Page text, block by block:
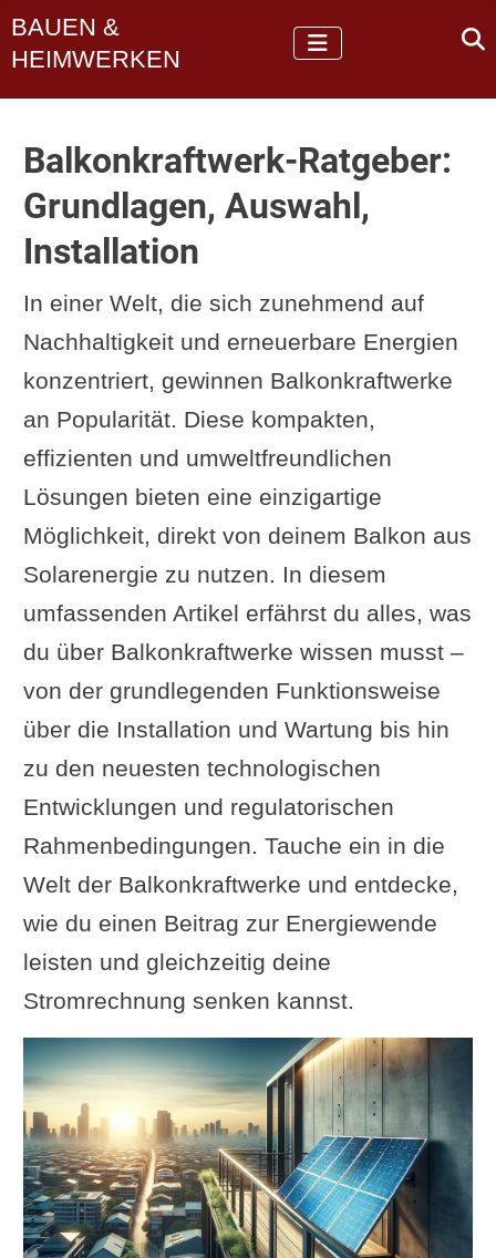
BAUEN &
HEIMWERKEN
Balkonkraftwerk-Ratgeber:
Grundlagen, Auswahl,
Installation
In einer Welt, die sich zunehmend auf
Nachhaltigkeit und erneuerbare Energien
konzentriert, gewinnen Balkonkraftwerke
an Popularität. Diese kompakten,
effizienten und umweltfreundlichen
Lösungen bieten eine einzigartige
Möglichkeit, direkt von deinem Balkon aus
Solarenergie zu nutzen. In diesem
umfassenden Artikel erfährst du alles, was
du über Balkonkraftwerke wissen musst –
von der grundlegenden Funktionsweise
über die Installation und Wartung bis hin
zu den neuesten technologischen
Entwicklungen und regulatorischen
Rahmenbedingungen. Tauche ein in die
Welt der Balkonkraftwerke und entdecke,
wie du einen Beitrag zur Energiewende
leisten und gleichzeitig deine
Stromrechnung senken kannst.